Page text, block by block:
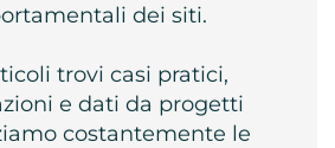
dei siti.
trovi casi pratici,
e dati da progetti
costantemente le